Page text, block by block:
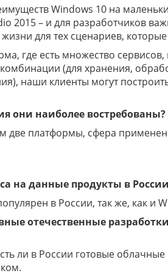
Windows 10 на
2015 – и для разработчиков
для тех сценариев,
где есть множество
(для хранения,
наши клиенты могут
они наиболее востребованы?
две платформы, сфера
на данные продукты в
в России, так же, как и
отечественные
ли в России готовые